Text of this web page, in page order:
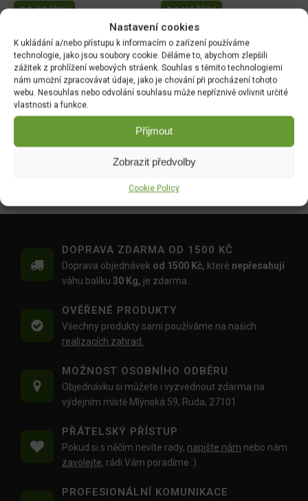
Nastavení cookies
K ukládání a/nebo přístupu k informacím o zařízení používáme
technologie, jako jsou soubory cookie. Děláme to, abychom zlepšili
zážitek z prohlížení webových stráenk. Souhlas s těmito technologiemi
nám umožní zpracovávat údaje, jako je chování při procházení tohoto
webu. Nesouhlas nebo odvolání souhlasu může nepříznivě ovlivnit určité
vlastnosti a funkce.
Přijmout
Zobrazit předvolby
Cookie Policy
DO KOŠÍKU
DO KOŠÍKU
199.00Kč
Plachta 80g ZELENÁ 3x5m
DO KOŠÍKU
249.00Kč
Plachta kašírovaná zelená
5x8m 55g
DO KOŠÍKU
Plachta kašírovaná zelená
2x3m 55g
Plachta kašírovaná s oky
zelená 55g 3x5m
DO KOŠÍKU
189.00
DOPRAVA ZDARMA OD 1500 KČ
Doprava objednávek od 1500 Kč, které nepřesahují
váhu balíku 30 Kg, je zdarma.
OVĚŘENÉ PRODUKTY
Všechny produkty sami používáme na našich
realizacích zahrad.
MOŽNOST OSOBNÍHO ODBĚRU
Objednávku si můžete i vyzvednout zdarma na
výdejním místě Mlýnská 59, Ruda, 27101
PŘÁTELSKÝ PŘÍSTUP
Pokud si s něčím nevíte rady, napište nám nebo nám
zavolejte, rádi Vám poradíme :)
PROFESIONÁLNÍ KOMUNIKACE